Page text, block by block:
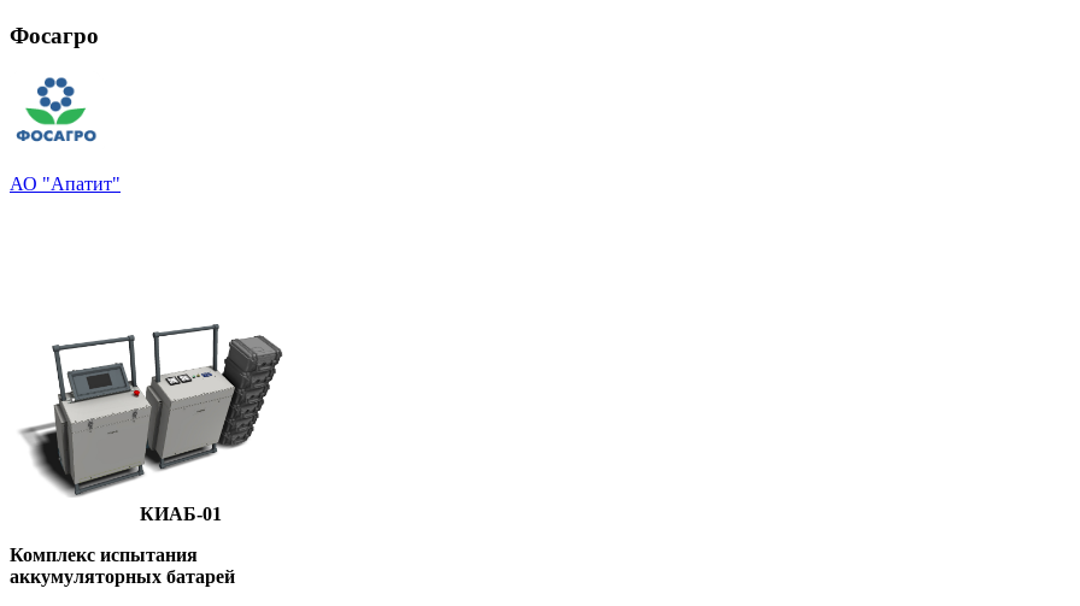
Фосагро
АО "Апатит"
КИАБ-01
Комплекс испытания
аккумуляторных батарей